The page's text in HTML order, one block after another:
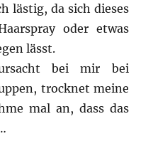
lästig, da sich dieses
oder etwas
lässt.
bei mir bei
trocknet meine
mal an, dass das